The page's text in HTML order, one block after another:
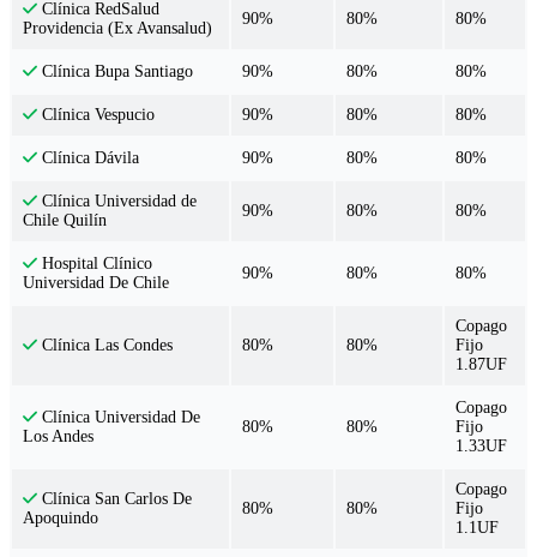
Clínica RedSalud
Providencia (Ex Avansalud)
90% 80% 80%
Clínica Bupa Santiago 90% 80% 80%
Clínica Vespucio 90% 80% 80%
Clínica Dávila 90% 80% 80%
Clínica Universidad de
Chile Quilín
90% 80% 80%
Hospital Clínico
Universidad De Chile
90% 80% 80%
Clínica Las Condes 80% 80%
Copago
Fijo
1.87UF
Clínica Universidad De
Los Andes
80% 80%
Copago
Fijo
1.33UF
Clínica San Carlos De
Apoquindo
80% 80%
Copago
Fijo
1.1UF